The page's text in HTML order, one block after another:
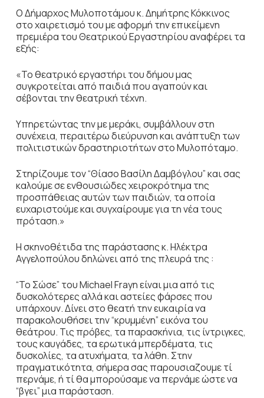
Ο Δήμαρχος Μυλοποτάμου κ. Δημήτρης Κόκκινος
στο χαιρετισμό του με αφορμή την επικείμενη
πρεμιέρα του Θεατρικού Εργαστηρίου αναφέρει τα
εξής:
«Το θεατρικό εργαστήρι του δήμου μας
συγκροτείται από παιδιά που αγαπούν και
σέβονται την θεατρική τέχνη.
Υπηρετώντας την με μεράκι, συμβάλλουν στη
συνέχεια, περαιτέρω διεύρυνση και ανάπτυξη των
πολιτιστικών δραστηριοτήτων στο Μυλοπόταμο.
Στηρίζουμε τον “Θίασο Βασίλη Δαμβόγλου” και σας
καλούμε σε ενθουσιώδες χειροκρότημα της
προσπάθειας αυτών των παιδιών, τα οποία
ευχαριστούμε και συγχαίρουμε για τη νέα τους
πρόταση.»
Η σκηνοθέτιδα της παράστασης κ. Ηλέκτρα
Αγγελοπούλου δηλώνει από της πλευρά της :
“Το Σώσε” του Michael Frayn είναι μια από τις
δυσκολότερες αλλά και αστείες φάρσες που
υπάρχουν. Δίνει στο θεατή την ευκαιρία να
παρακολουθήσει την “κρυμμένη” εικόνα του
θεάτρου. Τις πρόβες, τα παρασκήνια, τις ίντριγκες,
τους καυγάδες, τα ερωτικά μπερδέματα, τις
δυσκολίες, τα ατυχήματα, τα λάθη. Στην
πραγματικότητα, σήμερα σας παρουσιαζουμε τί
περνάμε, ή τί θα μπορούσαμε να περνάμε ώστε να
“βγει” μια παράσταση.